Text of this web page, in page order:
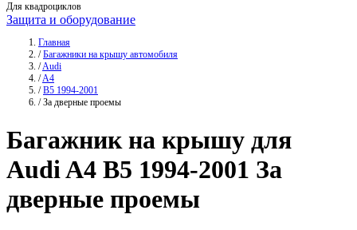
Для квадроциклов
Защита и оборудование
Главная
/ Багажники на крышу автомобиля
/Audi
/A4
/ B5 1994-2001
/ За дверные проемы
Багажникна крышу для
Audi A4 B5 1994-2001 За
дверные проемы